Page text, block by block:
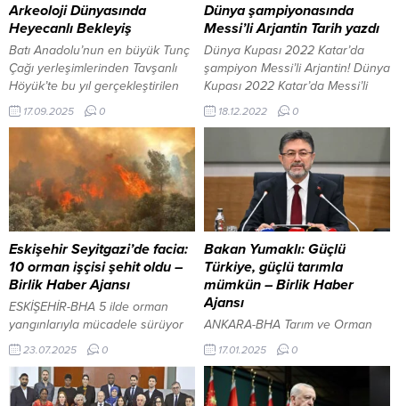
Arkeoloji Dünyasında
Heyecanlı Bekleyiş
Batı Anadolu’nun en büyük Tunç
Çağı yerleşimlerinden Tavşanlı
Höyük’te bu yıl gerçekleştirilen
kazılarda, günümüzden 4 bin
500 yıl öncesine tarihlenen
idoller bulundu. Mermer, kemik ve
pişmiş topraktan yapılmış bu
eserler, dönemin dini ve kültürel
hayatına dair yeni ipuçları ortaya
koyuyor. Kazılarda ayrıca, bir
yapının ortasındaki ocağın
çevresinde yan yana dizili...
17.09.2025 0
Dünya şampiyonasında
Messi’li Arjantin Tarih yazdı
Dünya Kupası 2022 Katar’da
şampiyon Messi’li Arjantin! Dünya
Kupası 2022 Katar’da Messi’li
Arjantin ile Mbappe’li Fransa
karşı karşıya geldi. Dünya
Kupası’nda 2’şer kez
şampiyonlukları bulunan Arjantin
ve Fransa 3. yıldızı takmak için
ter döktü. Paris Saint-
Germain’den takım arkadaşı
Messi ve Mbappe bu finalde gol
krallığı yarışı verdi. Karşılaşma
Fransa’nın müthiş...
18.12.2022 0
Eskişehir Seyitgazi’de facia:
10 orman işçisi şehit oldu –
Birlik Haber Ajansı
ESKİŞEHİR-BHA 5 ilde orman
yangınlarıyla mücadele sürüyor
İçeriği Görüntüle Eskişehir’in
Seyitgazi ilçesinde meydana
gelen orman yangını faciaya
dönüştü. Alevlerle mücadele
23.07.2025 0
Bakan Yumaklı: Güçlü
Türkiye, güçlü tarımla
mümkün – Birlik Haber
Ajansı
ANKARA-BHA Tarım ve Orman
Bakanı İbrahim Yumaklı,
Türkiye’nin tarımsal üretimde
Avrupa’da birinci, dünyada ise
dokuzuncu sırada yer aldığını
17.01.2025 0